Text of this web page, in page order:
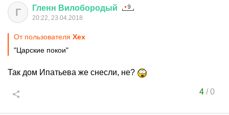
Г Гленн Вилобородый
20:22, 23.04.2018
От пользователя Хех
"Царские покои"
Так дом Ипатьева же снесли, не?
4/0